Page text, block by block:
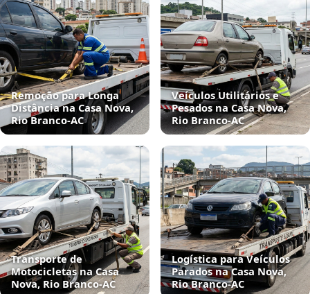
Remoção para Longa
Distância na Casa Nova,
Rio Branco‑AC
Veículos Utilitários e
Pesados na Casa Nova,
Rio Branco‑AC
Transporte de
Motocicletas na Casa
Nova, Rio Branco‑AC
Logística para Veículos
Parados na Casa Nova,
Rio Branco‑AC